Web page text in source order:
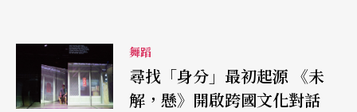
舞蹈
尋找「身分」最初起源 《未
解，懸》開啟跨國文化對話